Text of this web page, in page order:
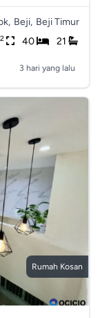
Beji, Beji Timur
2 40 21
3 hari yang lalu
Rumah Kosan